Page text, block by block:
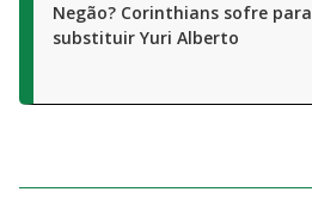
Negão? Corinthians sofre para
substituir Yuri Alberto